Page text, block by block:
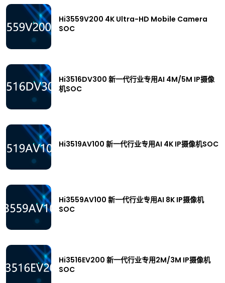
Hi3559V200 4K Ultra-HD Mobile Camera
SOC
Hi3516DV300 新一代行业专用AI 4M/5M IP摄像
机SOC
Hi3519AV100 新一代行业专用AI 4K IP摄像机SOC
Hi3559AV100 新一代行业专用AI 8K IP摄像机
SOC
Hi3516EV200 新一代行业专用2M/3M IP摄像机
SOC